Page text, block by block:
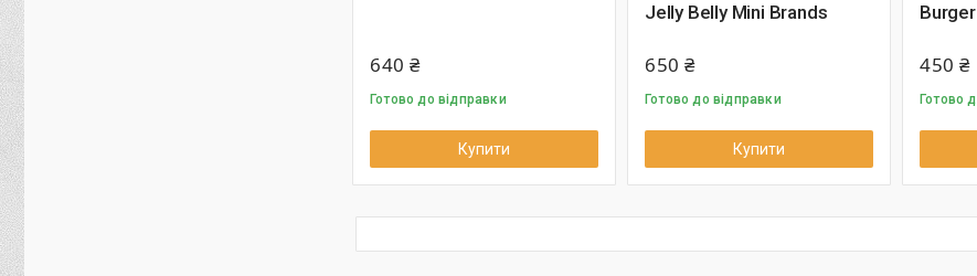
640 ₴
Готово до відправки
Купити
Jelly Belly Mini Brands
650 ₴
Готово до відправки
Купити
Burger
450 ₴
Готово